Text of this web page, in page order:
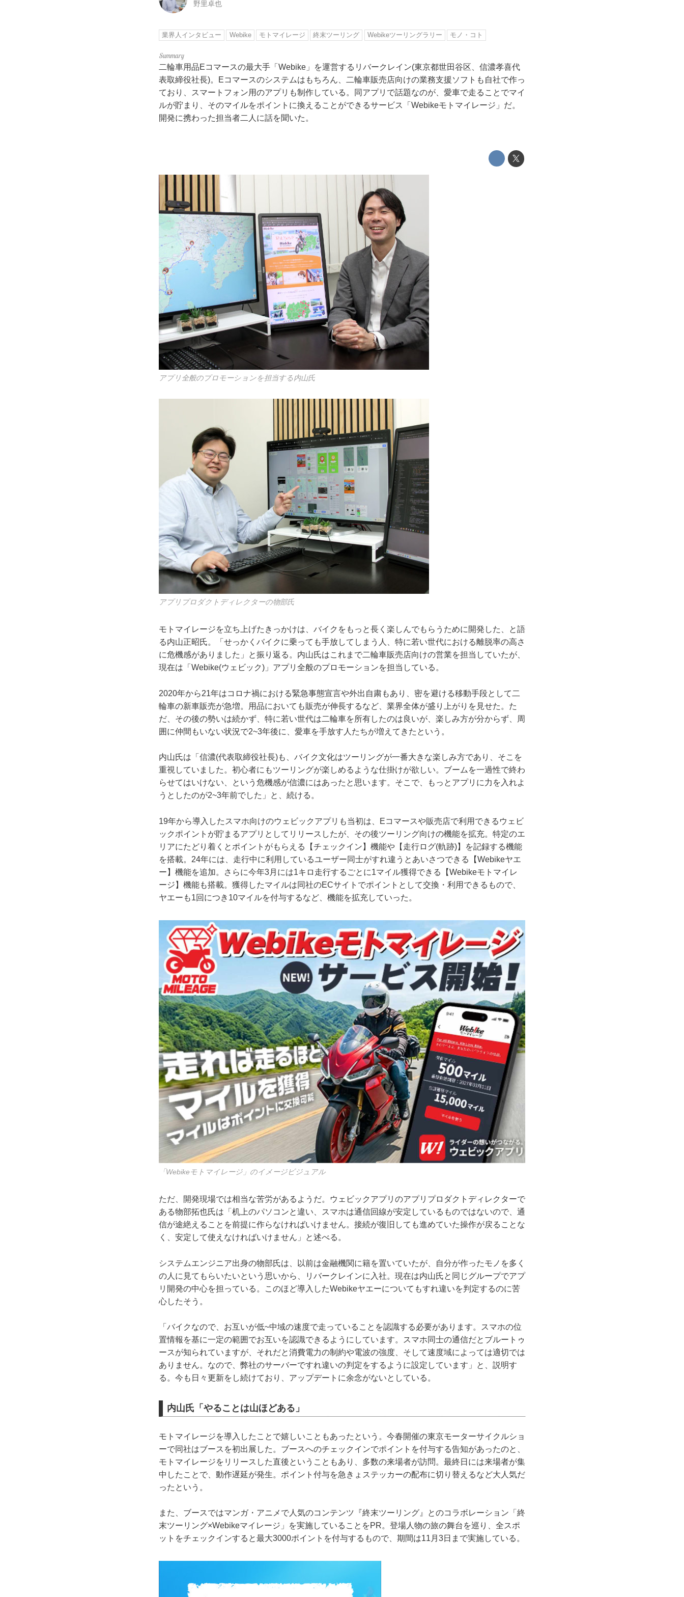
野里卓也
業界人インタビュー Webike モトマイレージ 終末ツーリング Webikeツーリングラリー モノ・コト
二輪車用品Eコマースの最大手「Webike」を運営するリバークレイン(東京都世田谷区、信濃孝喜代
表取締役社長)。Eコマースのシステムはもちろん、二輪車販売店向けの業務支援ソフトも自社で作っ
ており、スマートフォン用のアプリも制作している。同アプリで話題なのが、愛車で走ることでマイ
ルが貯まり、そのマイルをポイントに換えることができるサービス「Webikeモトマイレージ」だ。
開発に携わった担当者二人に話を聞いた。
アプリ全般のプロモーションを担当する内山氏
アプリプロダクトディレクターの物部氏
モトマイレージを立ち上げたきっかけは、バイクをもっと長く楽しんでもらうために開発した、と語
る内山正昭氏。「せっかくバイクに乗っても手放してしまう人、特に若い世代における離脱率の高さ
に危機感がありました」と振り返る。内山氏はこれまで二輪車販売店向けの営業を担当していたが、
現在は「Webike(ウェビック)」アプリ全般のプロモーションを担当している。
2020年から21年はコロナ禍における緊急事態宣言や外出自粛もあり、密を避ける移動手段として二
輪車の新車販売が急増。用品においても販売が伸長するなど、業界全体が盛り上がりを見せた。た
だ、その後の勢いは続かず、特に若い世代は二輪車を所有したのは良いが、楽しみ方が分からず、周
囲に仲間もいない状況で2~3年後に、愛車を手放す人たちが増えてきたという。
内山氏は「信濃(代表取締役社長)も、バイク文化はツーリングが一番大きな楽しみ方であり、そこを
重視していました。初心者にもツーリングが楽しめるような仕掛けが欲しい。ブームを一過性で終わ
らせてはいけない、という危機感が信濃にはあったと思います。そこで、もっとアプリに力を入れよ
うとしたのが2~3年前でした」と、続ける。
19年から導入したスマホ向けのウェビックアプリも当初は、Eコマースや販売店で利用できるウェビ
ックポイントが貯まるアプリとしてリリースしたが、その後ツーリング向けの機能を拡充。特定のエ
リアにたどり着くとポイントがもらえる【チェックイン】機能や【走行ログ(軌跡)】を記録する機能
を搭載。24年には、走行中に利用しているユーザー同士がすれ違うとあいさつできる【Webikeヤエ
ー】機能を追加。さらに今年3月には1キロ走行するごとに1マイル獲得できる【Webikeモトマイレ
ージ】機能も搭載。獲得したマイルは同社のECサイトでポイントとして交換・利用できるもので、
ヤエーも1回につき10マイルを付与するなど、機能を拡充していった。
「Webikeモトマイレージ」のイメージビジュアル
ただ、開発現場では相当な苦労があるようだ。ウェビックアプリのアプリプロダクトディレクターで
ある物部拓也氏は「机上のパソコンと違い、スマホは通信回線が安定しているものではないので、通
信が途絶えることを前提に作らなければいけません。接続が復旧しても進めていた操作が戻ることな
く、安定して使えなければいけません」と述べる。
システムエンジニア出身の物部氏は、以前は金融機関に籍を置いていたが、自分が作ったモノを多く
の人に見てもらいたいという思いから、リバークレインに入社。現在は内山氏と同じグループでアプ
リ開発の中心を担っている。このほど導入したWebikeヤエーについてもすれ違いを判定するのに苦
心したそう。
「バイクなので、お互いが低~中域の速度で走っていることを認識する必要があります。スマホの位
置情報を基に一定の範囲でお互いを認識できるようにしています。スマホ同士の通信だとブルートゥ
ースが知られていますが、それだと消費電力の制約や電波の強度、そして速度域によっては適切では
ありません。なので、弊社のサーバーですれ違いの判定をするように設定しています」と、説明す
る。今も日々更新をし続けており、アップデートに余念がないとしている。
内山氏「やることは山ほどある」
モトマイレージを導入したことで嬉しいこともあったという。今春開催の東京モーターサイクルショ
ーで同社はブースを初出展した。ブースへのチェックインでポイントを付与する告知があったのと、
モトマイレージをリリースした直後ということもあり、多数の来場者が訪問。最終日には来場者が集
中したことで、動作遅延が発生。ポイント付与を急きょステッカーの配布に切り替えるなど大人気だ
ったという。
また、ブースではマンガ・アニメで人気のコンテンツ『終末ツーリング』とのコラボレーション「終
末ツーリング×Webikeマイレージ」を実施していることをPR。登場人物の旅の舞台を巡り、全スポ
ットをチェックインすると最大3000ポイントを付与するもので、期間は11月3日まで実施している。